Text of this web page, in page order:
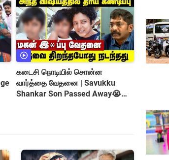
கடைசி நொடியில் சொன்ன
வார்த்தை வேதனை | Savukku
Shankar Son Passed Away😭